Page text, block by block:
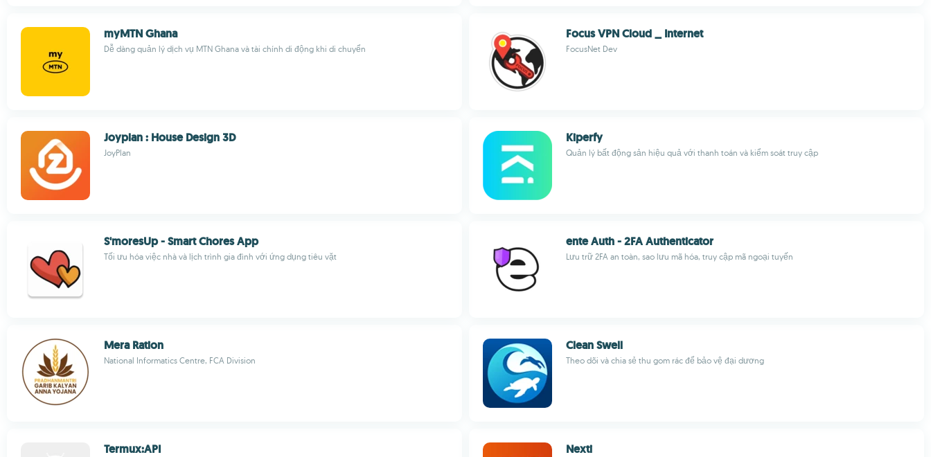
myMTN Ghana
Dễ dàng quản lý dịch vụ MTN Ghana và tài chính di động khi di chuyển
Focus VPN Cloud _ Internet
FocusNet Dev
Joyplan : House Design 3D
JoyPlan
Kiperfy
Quản lý bất động sản hiệu quả với thanh toán và kiểm soát truy cập
S'moresUp - Smart Chores App
Tối ưu hóa việc nhà và lịch trình gia đình với ứng dụng tiêu vặt
ente Auth - 2FA Authenticator
Lưu trữ 2FA an toàn, sao lưu mã hóa, truy cập mã ngoại tuyến
Mera Ration
National Informatics Centre, FCA Division
Clean Swell
Theo dõi và chia sẻ thu gom rác để bảo vệ đại dương
Termux:API Nexti